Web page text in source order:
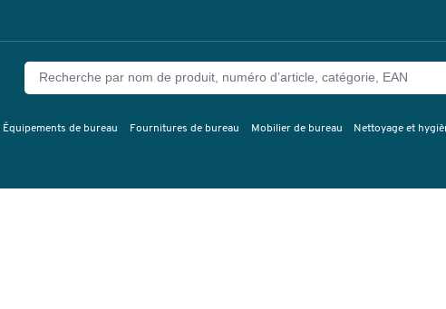
Équipements de bureau Fournitures de bureau Mobilier de bureau Nettoyage et